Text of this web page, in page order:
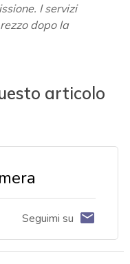
I servizi
dopo la
articolo
Seguimi su